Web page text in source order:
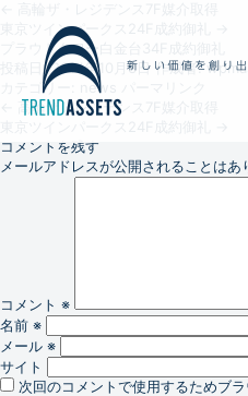
東京ツインパークス24F成約御礼
プラウドタワー白金台34F成約御礼
投稿日: 2014年10月3日 作成者:
カテゴリー:
news
高輪ザ・レジデンス7F媒介取得
コメントを残す
メールアドレスが公開されることはあ
コメント ※
名前 ※
メール ※
サイト
次回のコメントで使用するためブ